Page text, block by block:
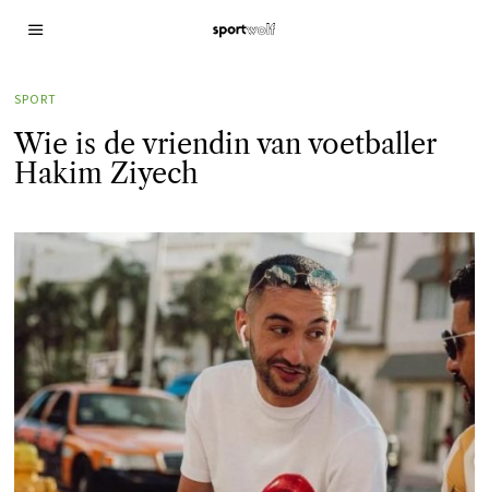
SPORT
Wie is de vriendin van voetballer
Hakim Ziyech